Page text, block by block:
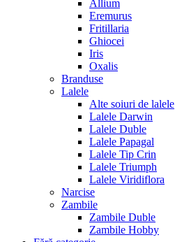
Allium
Eremurus
Fritillaria
Ghiocei
Iris
Oxalis
Branduse
Lalele
Alte soiuri de lalele
Lalele Darwin
Lalele Duble
Lalele Papagal
Lalele Tip Crin
Lalele Triumph
Lalele Viridiflora
Narcise
Zambile
Zambile Duble
Zambile Hobby